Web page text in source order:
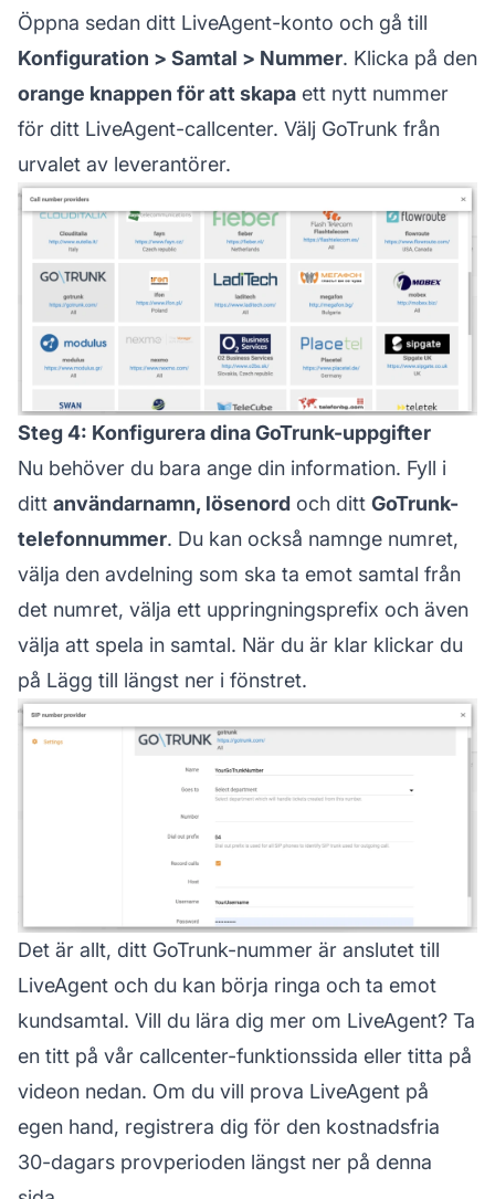
Öppna sedan ditt LiveAgent-konto och gå till
Konfiguration > Samtal > Nummer. Klicka på den
orange knappen för att skapa ett nytt nummer
för ditt LiveAgent-callcenter. Välj GoTrunk från
urvalet av leverantörer.
Steg 4: Konfigurera dina GoTrunk-uppgifter
Nu behöver du bara ange din information. Fyll i
ditt användarnamn, lösenord och ditt GoTrunk-
telefonnummer. Du kan också namnge numret,
välja den avdelning som ska ta emot samtal från
det numret, välja ett uppringningsprefix och även
välja att spela in samtal. När du är klar klickar du
på Lägg till längst ner i fönstret.
Det är allt, ditt GoTrunk-nummer är anslutet till
LiveAgent och du kan börja ringa och ta emot
kundsamtal. Vill du lära dig mer om LiveAgent? Ta
en titt på vår callcenter-funktionssida eller titta på
videon nedan. Om du vill prova LiveAgent på
egen hand, registrera dig för den kostnadsfria
30-dagars provperioden längst ner på denna